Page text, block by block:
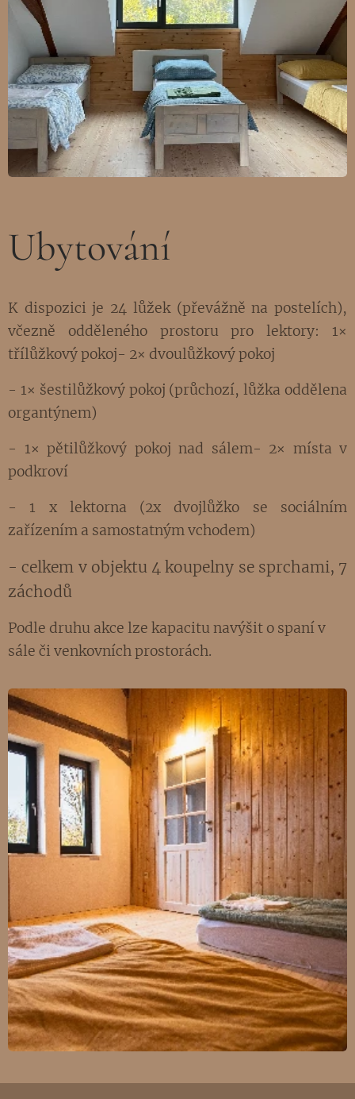
Ubytování
K dispozici je 24 lůžek (převážně na postelích),
včezně odděleného prostoru pro lektory: 1×
třílůžkový pokoj- 2× dvoulůžkový pokoj
- 1× šestilůžkový pokoj (průchozí, lůžka oddělena
organtýnem)
- 1× pětilůžkový pokoj nad sálem- 2× místa v
podkroví
- 1 x lektorna (2x dvojlůžko se sociálním
zařízením a samostatným vchodem)
- celkem v objektu 4 koupelny se sprchami, 7
záchodů
Podle druhu akce lze kapacitu navýšit o spaní v
sále či venkovních prostorách.